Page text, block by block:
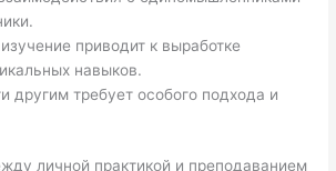
приводит к выработке
навыков.
другим требует особого подхода и
личной практикой и преподаванием